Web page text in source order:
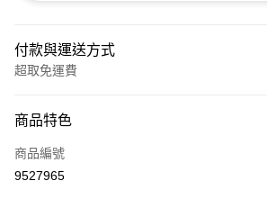
付款與運送方式
超取免運費
信用卡一次付款
超商取貨付款
商品特色
商品編號
9527965